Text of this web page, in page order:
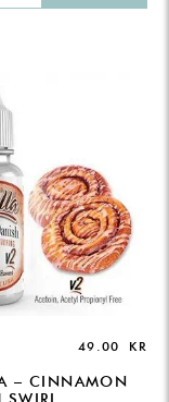
49.00 KR
– CINNAMON